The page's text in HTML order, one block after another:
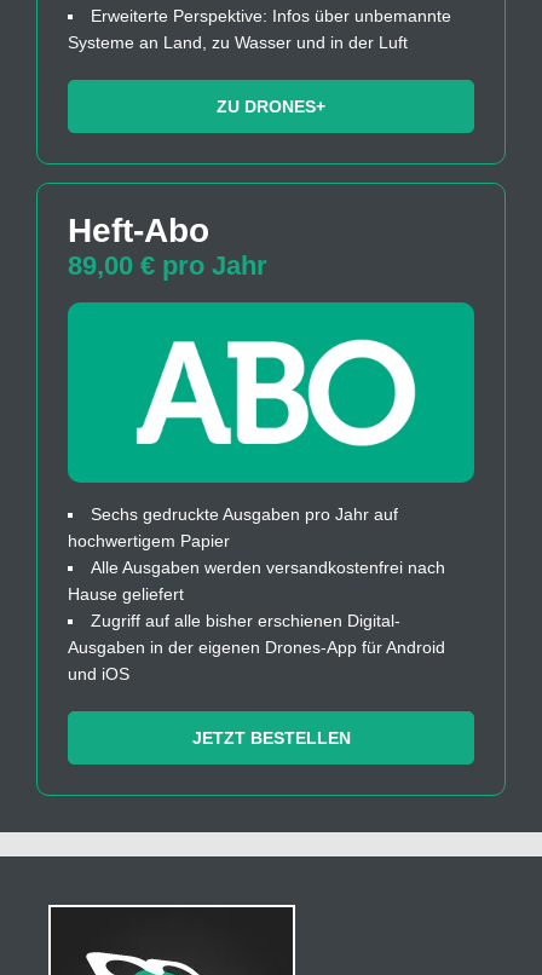
Erweiterte Perspektive: Infos über unbemannte
Systeme an Land, zu Wasser und in der Luft
ZU DRONES+
Heft-Abo
89,00 € pro Jahr
Sechs gedruckte Ausgaben pro Jahr auf
hochwertigem Papier
Alle Ausgaben werden versandkostenfrei nach
Hause geliefert
Zugriff auf alle bisher erschienen Digital-
Ausgaben in der eigenen Drones-App für Android
und iOS
JETZT BESTELLEN